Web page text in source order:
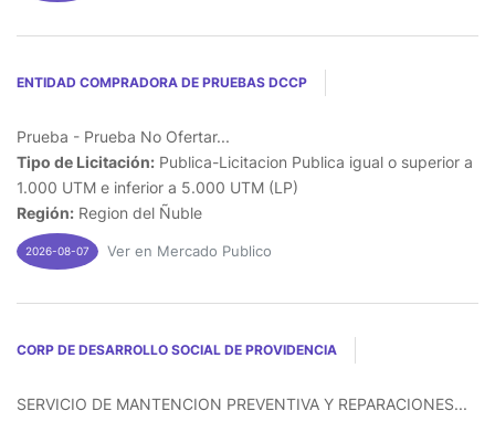
ENTIDAD COMPRADORA DE PRUEBAS DCCP
Prueba - Prueba No Ofertar...
Tipo de Licitación: Publica-Licitacion Publica igual o superior a
1.000 UTM e inferior a 5.000 UTM (LP)
Región: Region del Ñuble
2026-08-07 Ver en Mercado Publico
CORP DE DESARROLLO SOCIAL DE PROVIDENCIA
SERVICIO DE MANTENCION PREVENTIVA Y REPARACIONES...